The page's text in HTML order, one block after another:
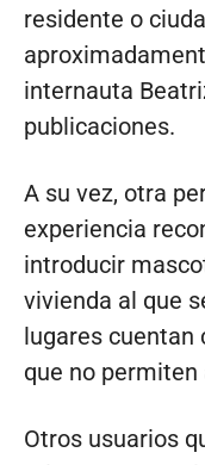
residente o
internauta
publicaciones.
A su vez, otra
experiencia
introducir
vivienda al que
lugares cuentan
que no permiten
Otros usuarios